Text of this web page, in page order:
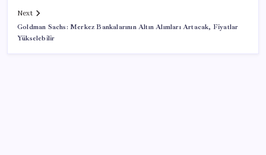
Next
Goldman Sachs: Merkez Bankalarının Altın Alımları Artacak, Fiyatlar
Yükselebilir